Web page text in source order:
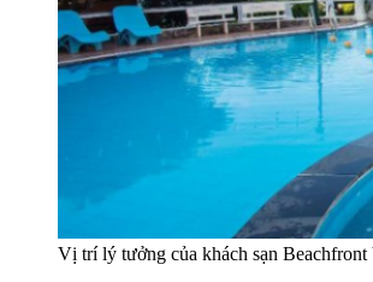
Vị trí lý tưởng của khách sạn Beachfront